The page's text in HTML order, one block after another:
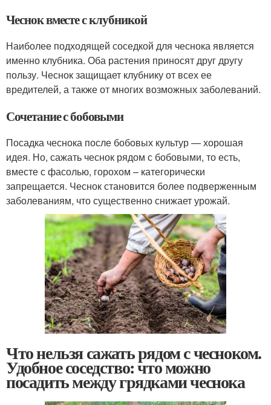
Чеснок вместе с клубникой
Наиболее подходящей соседкой для чеснока является
именно клубника. Оба растения приносят друг другу
пользу. Чеснок защищает клубнику от всех ее
вредителей, а также от многих возможных заболеваний.
Сочетание с бобовыми
Посадка чеснока после бобовых культур — хорошая
идея. Но, сажать чеснок рядом с бобовыми, то есть,
вместе с фасолью, горохом – категорически
запрещается. Чеснок становится более подверженным
заболеваниям, что существенно снижает урожай.
Что нельзя сажать рядом с чесноком.
Удобное соседство: что можно
посадить между грядками чеснока